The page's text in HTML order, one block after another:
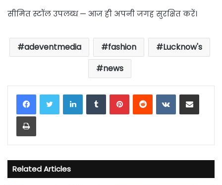
सीमित स्टॉल उपलब्ध — आज ही अपनी जगह सुरक्षित करें।
adeventmedia fashion
Lucknow's
news
LinkedInTumblrPinterestReddit VKontakteShare via Email
Print
Related Articles